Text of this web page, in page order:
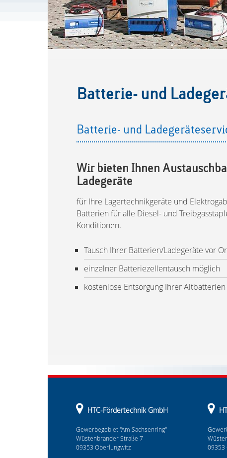
Batterie- und
Batterie-
Wir bieten Ihnen
Ladegeräte
für Ihre Lagertechnikgeräte und
Batterien für alle Diesel- und
Konditionen.
Tausch Ihrer Batterien/Ladegeräte vor
einzelner Batteriezellentausch möglich
kostenlose Entsorgung Ihrer Altbatterien
HTC-Fördertechnik GmbH
Gewerbegebiet "Am Sachsenring"
Wüstenbrander Straße 7
09353 Oberlungwitz
09353